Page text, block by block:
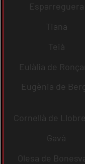
Esparreguera
Tiana
Teià
Eulàlia de
Eugènia de
Cornellà de
Gavà
Olesa de